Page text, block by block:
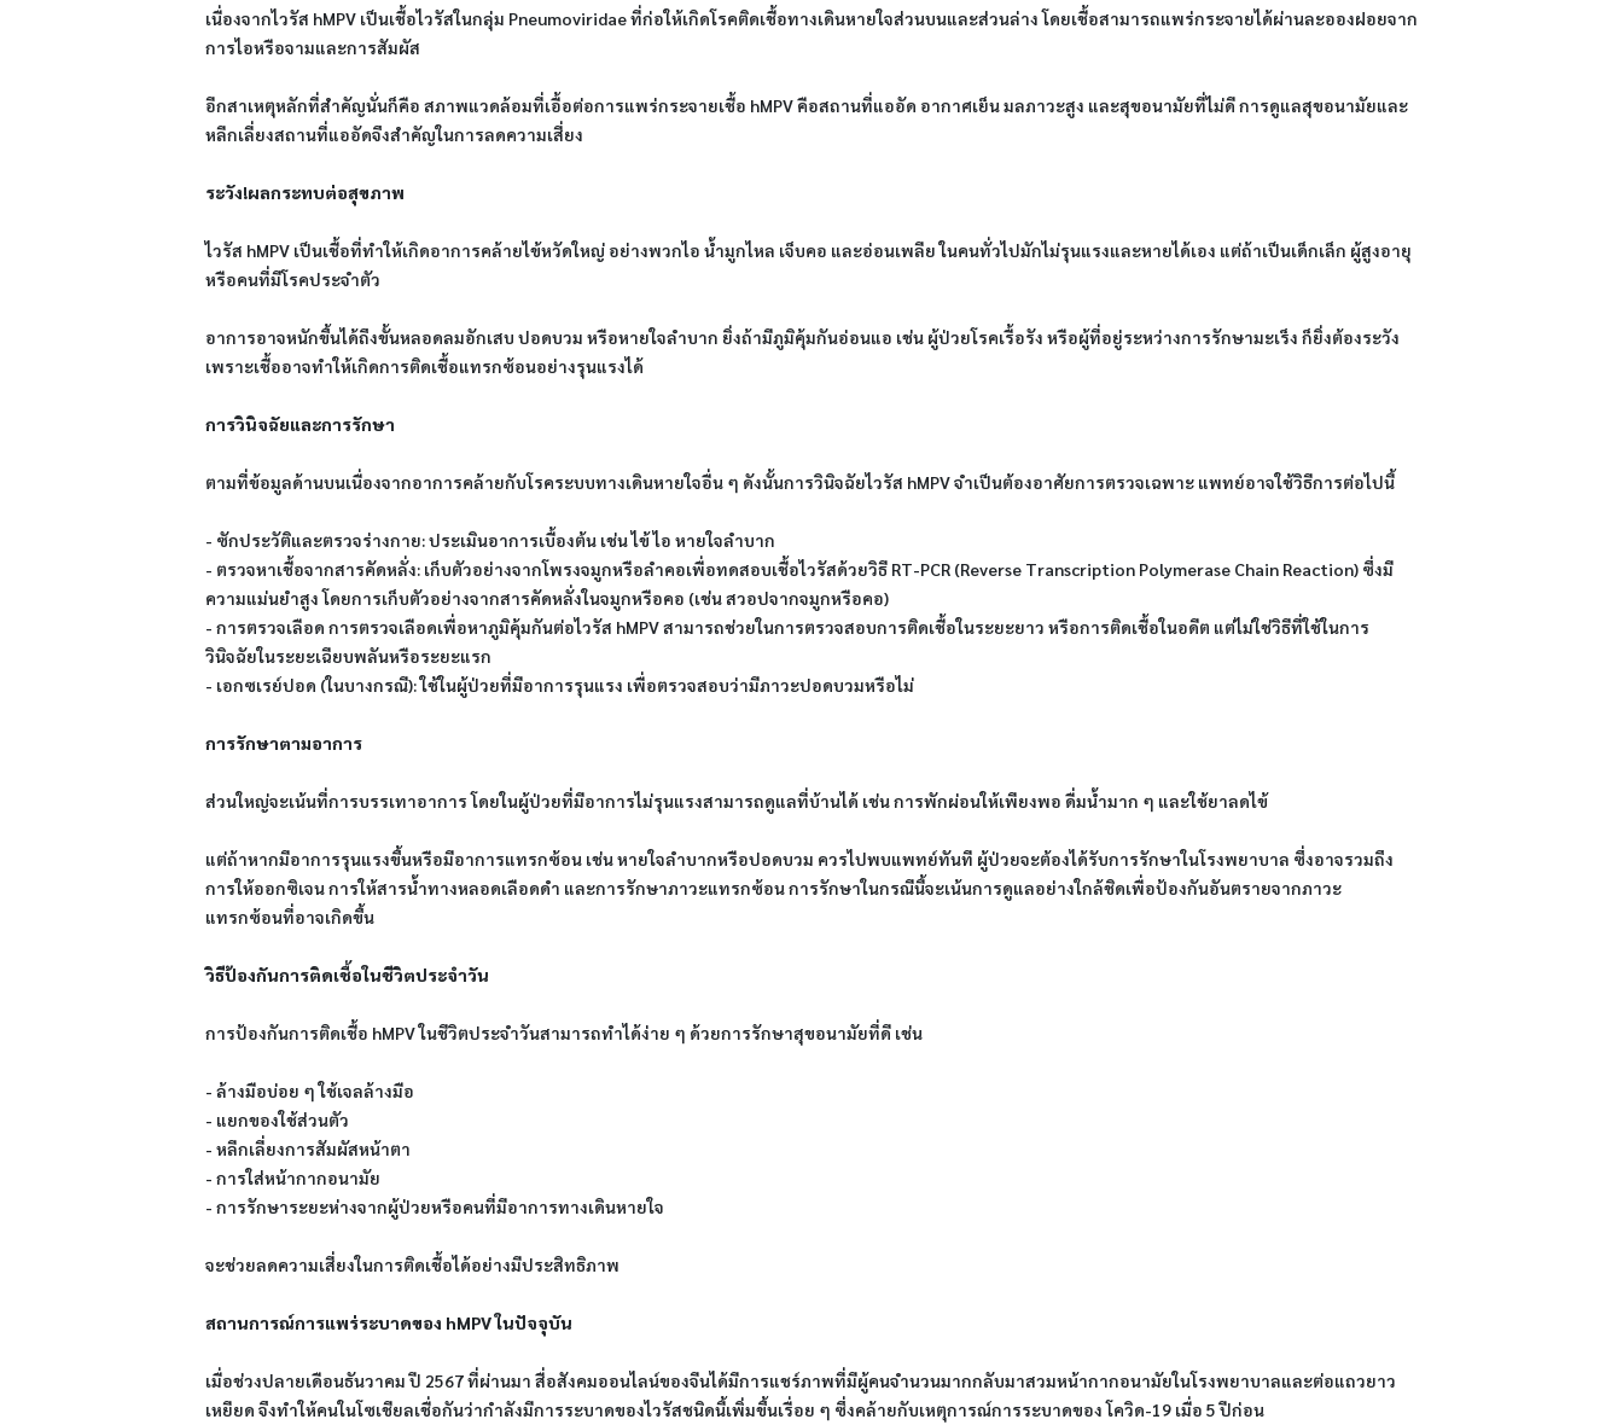
เนื่องจากไวรัส hMPV เป็นเชื้อไวรัสในกลุ่ม Pneumoviridae ที่ก่อให้เกิดโรคติดเชื้อทางเดินหายใจส่วนบนและส่วนล่าง โดยเชื้อสามารถแพร่กระจายได้ผ่านละอองฝอยจาก
การไอหรือจามและการสัมผัส
อีกสาเหตุหลักที่สำคัญนั่นก็คือ สภาพแวดล้อมที่เอื้อต่อการแพร่กระจายเชื้อ hMPV คือสถานที่แออัด อากาศเย็น มลภาวะสูง และสุขอนามัยที่ไม่ดี การดูแลสุขอนามัยและ
หลีกเลี่ยงสถานที่แออัดจึงสำคัญในการลดความเสี่ยง
ระวัง!ผลกระทบต่อสุขภาพ
ไวรัส hMPV เป็นเชื้อที่ทำให้เกิดอาการคล้ายไข้หวัดใหญ่ อย่างพวกไอ น้ำมูกไหล เจ็บคอ และอ่อนเพลีย ในคนทั่วไปมักไม่รุนแรงและหายได้เอง แต่ถ้าเป็นเด็กเล็ก ผู้สูงอายุ
หรือคนที่มีโรคประจำตัว
อาการอาจหนักขึ้นได้ถึงขั้นหลอดลมอักเสบ ปอดบวม หรือหายใจลำบาก ยิ่งถ้ามีภูมิคุ้มกันอ่อนแอ เช่น ผู้ป่วยโรคเรื้อรัง หรือผู้ที่อยู่ระหว่างการรักษามะเร็ง ก็ยิ่งต้องระวัง
เพราะเชื้ออาจทำให้เกิดการติดเชื้อแทรกซ้อนอย่างรุนแรงได้
การวินิจฉัยและการรักษา
ตามที่ข้อมูลด้านบนเนื่องจากอาการคล้ายกับโรคระบบทางเดินหายใจอื่น ๆ ดังนั้นการวินิจฉัยไวรัส hMPV จำเป็นต้องอาศัยการตรวจเฉพาะ แพทย์อาจใช้วิธีการต่อไปนี้
- ซักประวัติและตรวจร่างกาย: ประเมินอาการเบื้องต้น เช่น ไข้ ไอ หายใจลำบาก
- ตรวจหาเชื้อจากสารคัดหลั่ง: เก็บตัวอย่างจากโพรงจมูกหรือลำคอเพื่อทดสอบเชื้อไวรัสด้วยวิธี RT-PCR (Reverse Transcription Polymerase Chain Reaction) ซึ่งมี
ความแม่นยำสูง โดยการเก็บตัวอย่างจากสารคัดหลั่งในจมูกหรือคอ (เช่น สวอปจากจมูกหรือคอ)
- การตรวจเลือด การตรวจเลือดเพื่อหาภูมิคุ้มกันต่อไวรัส hMPV สามารถช่วยในการตรวจสอบการติดเชื้อในระยะยาว หรือการติดเชื้อในอดีต แต่ไม่ใช่วิธีที่ใช้ในการ
วินิจฉัยในระยะเฉียบพลันหรือระยะแรก
- เอกซเรย์ปอด (ในบางกรณี): ใช้ในผู้ป่วยที่มีอาการรุนแรง เพื่อตรวจสอบว่ามีภาวะปอดบวมหรือไม่
การรักษาตามอาการ
ส่วนใหญ่จะเน้นที่การบรรเทาอาการ โดยในผู้ป่วยที่มีอาการไม่รุนแรงสามารถดูแลที่บ้านได้ เช่น การพักผ่อนให้เพียงพอ ดื่มน้ำมาก ๆ และใช้ยาลดไข้
แต่ถ้าหากมีอาการรุนแรงขึ้นหรือมีอาการแทรกซ้อน เช่น หายใจลำบากหรือปอดบวม ควรไปพบแพทย์ทันที ผู้ป่วยจะต้องได้รับการรักษาในโรงพยาบาล ซึ่งอาจรวมถึง
การให้ออกซิเจน การให้สารน้ำทางหลอดเลือดดำ และการรักษาภาวะแทรกซ้อน การรักษาในกรณีนี้จะเน้นการดูแลอย่างใกล้ชิดเพื่อป้องกันอันตรายจากภาวะ
แทรกซ้อนที่อาจเกิดขึ้น
วิธีป้องกันการติดเชื้อในชีวิตประจำวัน
การป้องกันการติดเชื้อ hMPV ในชีวิตประจำวันสามารถทำได้ง่าย ๆ ด้วยการรักษาสุขอนามัยที่ดี เช่น
- ล้างมือบ่อย ๆ ใช้เจลล้างมือ
- แยกของใช้ส่วนตัว
- หลีกเลี่ยงการสัมผัสหน้าตา
- การใส่หน้ากากอนามัย
- การรักษาระยะห่างจากผู้ป่วยหรือคนที่มีอาการทางเดินหายใจ
จะช่วยลดความเสี่ยงในการติดเชื้อได้อย่างมีประสิทธิภาพ
สถานการณ์การแพร่ระบาดของ hMPV ในปัจจุบัน
เมื่อช่วงปลายเดือนธันวาคม ปี 2567 ที่ผ่านมา สื่อสังคมออนไลน์ของจีนได้มีการแชร์ภาพที่มีผู้คนจำนวนมากกลับมาสวมหน้ากากอนามัยในโรงพยาบาลและต่อแถวยาว
เหยียด จึงทำให้คนในโซเชียลเชื่อกันว่ากำลังมีการระบาดของไวรัสชนิดนี้เพิ่มขึ้นเรื่อย ๆ ซึ่งคล้ายกับเหตุการณ์การระบาดของ โควิด-19 เมื่อ 5 ปีก่อน